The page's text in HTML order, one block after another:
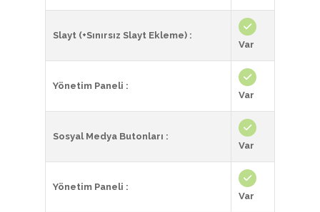
Slayt (+Sınırsız Slayt Ekleme) :
Var
Yönetim Paneli :
Var
Sosyal Medya Butonları :
Var
Yönetim Paneli :
Var